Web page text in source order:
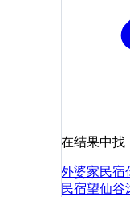
在结果中找
外婆家民宿
民宿望仙谷